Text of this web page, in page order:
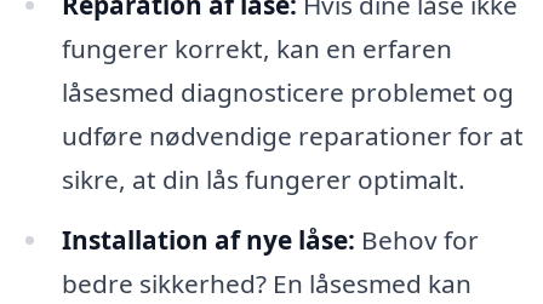
fungerer korrekt, kan en erfaren
låsesmed diagnosticere problemet og
udføre nødvendige reparationer for at
sikre, at din lås fungerer optimalt.
Installation af nye låse: Behov for
bedre sikkerhed? En låsesmed kan